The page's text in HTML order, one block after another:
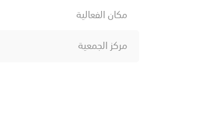
مكان الفعالية
مركز الجمعية